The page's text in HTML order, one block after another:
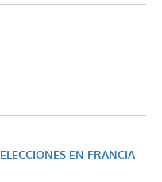
ELECCIONES EN FRANCIA